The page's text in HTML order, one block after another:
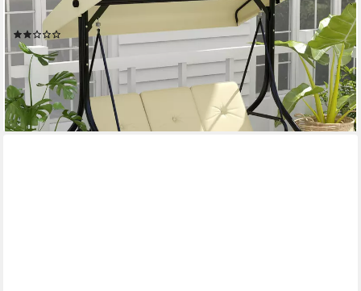
117 x 175 cm, Beige
227,99 € UVP 504,90 €
-55%
lieferbar - in 3-4 Werktagen bei dir